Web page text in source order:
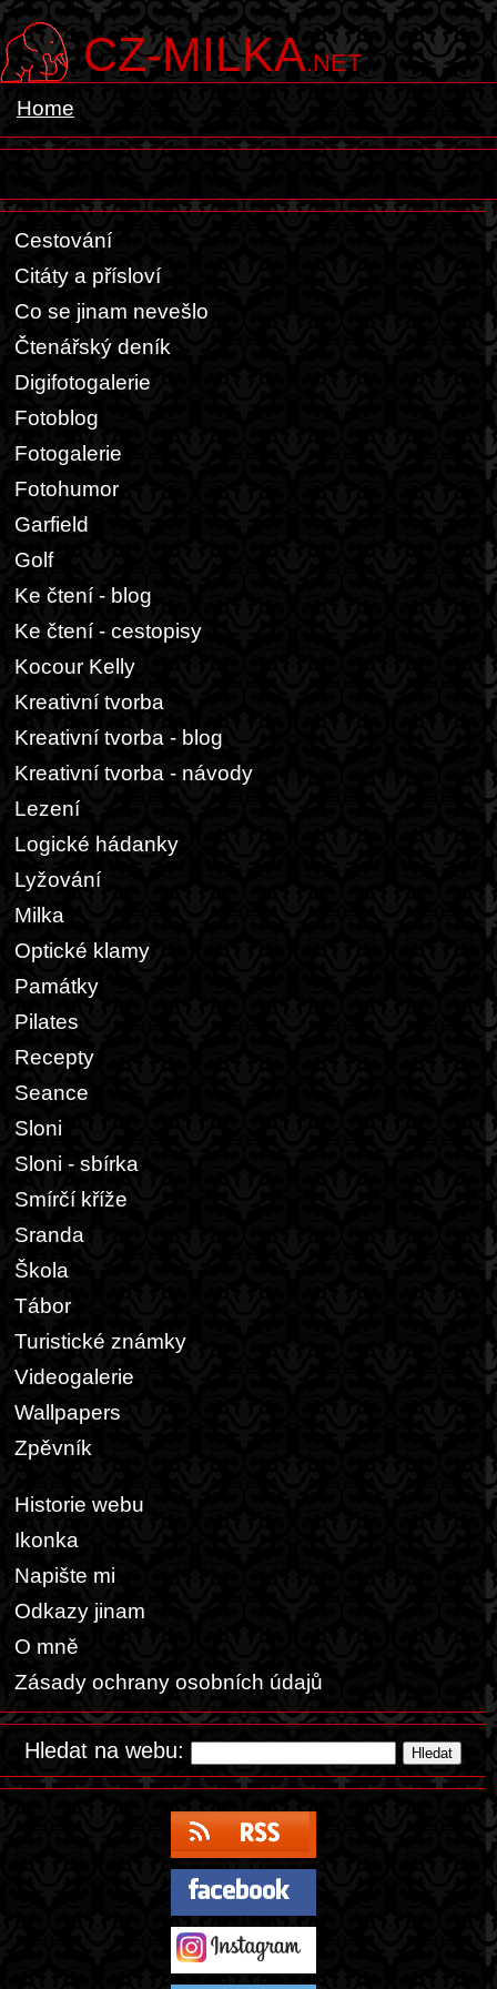
CZ-MILKA.NET
Home
Cestování
Citáty a přísloví
Co se jinam nevešlo
Čtenářský deník
Digifotogalerie
Fotoblog
Fotogalerie
Fotohumor
Garfield
Golf
Ke čtení - blog
Ke čtení - cestopisy
Kocour Kelly
Kreativní tvorba
Kreativní tvorba - blog
Kreativní tvorba - návody
Lezení
Logické hádanky
Lyžování
Milka
Optické klamy
Památky
Pilates
Recepty
Seance
Sloni
Sloni - sbírka
Smírčí kříže
Sranda
Škola
Tábor
Turistické známky
Videogalerie
Wallpapers
Zpěvník
Historie webu
Ikonka
Napište mi
Odkazy jinam
O mně
Zásady ochrany osobních údajů
Hledat na webu: